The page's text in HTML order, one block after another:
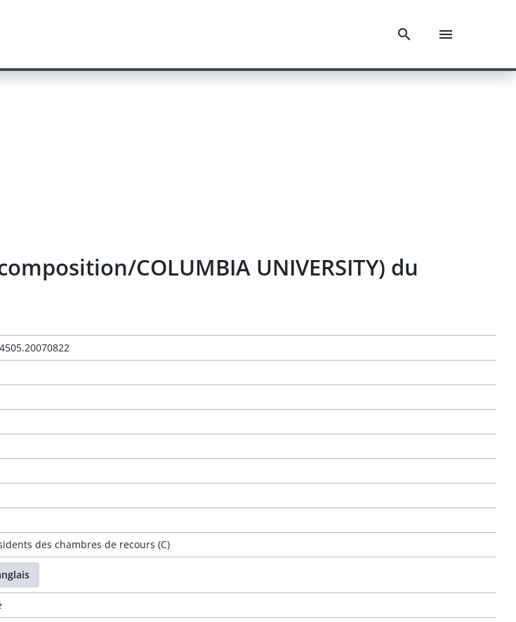
COLUMBIA UNIVERSITY) du
des chambres de recours (C)